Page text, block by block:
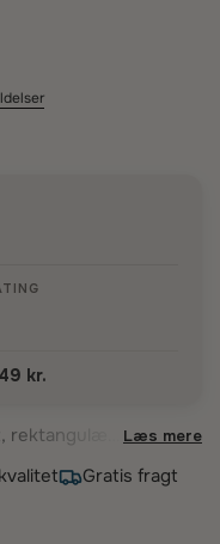
kr.
rektangulært
brede fit
både
Læs mere
Gratis fragt